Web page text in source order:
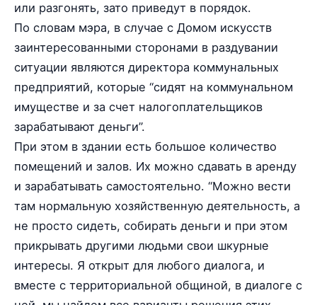
или разгонять, зато приведут в порядок.
По словам мэра, в случае с Домом искусств
заинтересованными сторонами в раздувании
ситуации являются директора коммунальных
предприятий, которые “сидят на коммунальном
имуществе и за счет налогоплательщиков
зарабатывают деньги”.
При этом в здании есть большое количество
помещений и залов. Их можно сдавать в аренду
и зарабатывать самостоятельно. “Можно вести
там нормальную хозяйственную деятельность, а
не просто сидеть, собирать деньги и при этом
прикрывать другими людьми свои шкурные
интересы. Я открыт для любого диалога, и
вместе с территориальной общиной, в диалоге с